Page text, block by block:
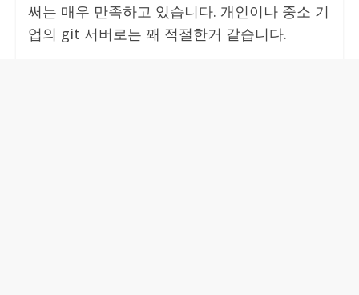
써는 매우 만족하고 있습니다. 개인이나 중소 기
업의 git 서버로는 꽤 적절한거 같습니다.